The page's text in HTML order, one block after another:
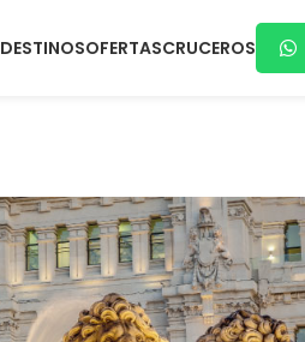
DESTINOSOFERTASCRUCEROS